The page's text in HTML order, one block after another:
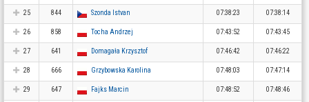
25 844 Szonda Istvan 07:38:23 07:38:14
26 858 Tocha Andrzej 07:43:52 07:43:45
27 641 Domagała Krzysztof 07:46:42 07:46:22
28 666 Grzybowska Karolina 07:48:03 07:47:14
29 647 Fajks Marcin 07:48:52 07:48:46